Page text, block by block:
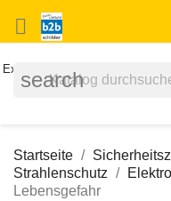

Exklusiv für Geschäftskunden.
MWST
search
Startseite
Strahlenschutz
Lebensgefahr